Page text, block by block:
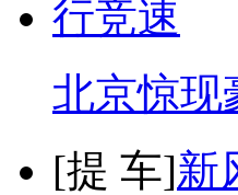
北京惊现
[提 车]新